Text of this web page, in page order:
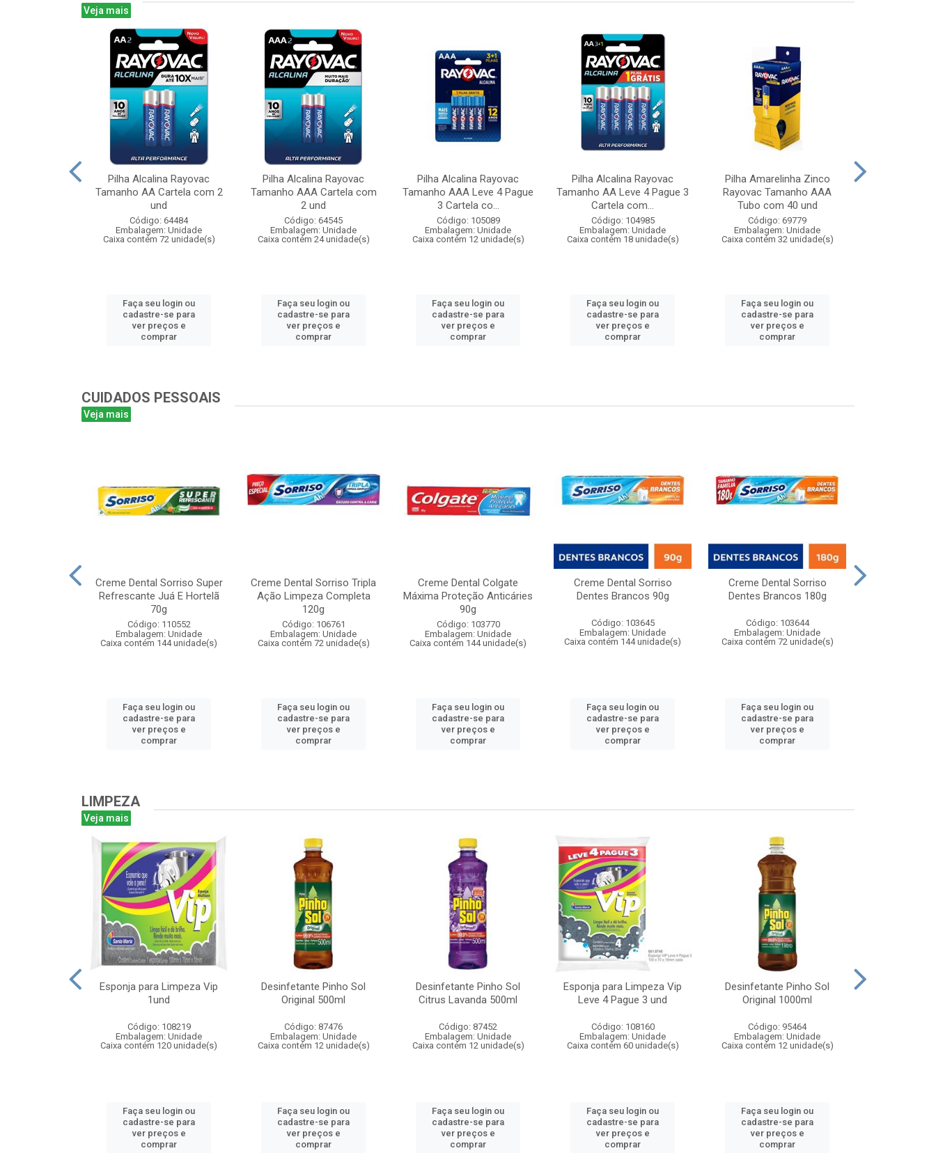
Veja mais
Pilha Alcalina Rayovac
Tamanho AA Cartela com 2
und
Código: 64484
Embalagem: Unidade
Caixa contém 72 unidade(s)
Faça seu login ou
cadastre-se para
ver preços e
comprar
Pilha Alcalina Rayovac
Tamanho AAA Cartela com
2 und
Código: 64545
Embalagem: Unidade
Caixa contém 24 unidade(s)
Faça seu login ou
cadastre-se para
ver preços e
comprar
Pilha Alcalina Rayovac
Tamanho AAA Leve 4 Pague
3 Cartela co...
Código: 105089
Embalagem: Unidade
Caixa contém 12 unidade(s)
Faça seu login ou
cadastre-se para
ver preços e
comprar
Pilha Alcalina Rayovac
Tamanho AA Leve 4 Pague 3
Cartela com...
Código: 104985
Embalagem: Unidade
Caixa contém 18 unidade(s)
Faça seu login ou
cadastre-se para
ver preços e
comprar
Pilha Amarelinha Zinco
Rayovac Tamanho AAA
Tubo com 40 und
Código: 69779
Embalagem: Unidade
Caixa contém 32 unidade(s)
Faça seu login ou
cadastre-se para
ver preços e
comprar
CUIDADOS PESSOAIS
Veja mais
Creme Dental Sorriso Super
Refrescante Juá E Hortelã
70g
Código: 110552
Embalagem: Unidade
Caixa contém 144 unidade(s)
Faça seu login ou
cadastre-se para
ver preços e
comprar
Creme Dental Sorriso Tripla
Ação Limpeza Completa
120g
Código: 106761
Embalagem: Unidade
Caixa contém 72 unidade(s)
Faça seu login ou
cadastre-se para
ver preços e
comprar
Creme Dental Colgate
Máxima Proteção Anticáries
90g
Código: 103770
Embalagem: Unidade
Caixa contém 144 unidade(s)
Faça seu login ou
cadastre-se para
ver preços e
comprar
Creme Dental Sorriso
Dentes Brancos 90g
Código: 103645
Embalagem: Unidade
Caixa contém 144 unidade(s)
Faça seu login ou
cadastre-se para
ver preços e
comprar
Creme Dental Sorriso
Dentes Brancos 180g
Código: 103644
Embalagem: Unidade
Caixa contém 72 unidade(s)
Faça seu login ou
cadastre-se para
ver preços e
comprar
LIMPEZA
Veja mais
Esponja para Limpeza Vip
1und
Código: 108219
Embalagem: Unidade
Caixa contém 120 unidade(s)
Faça seu login ou
cadastre-se para
ver preços e
comprar
Desinfetante Pinho Sol
Original 500ml
Código: 87476
Embalagem: Unidade
Caixa contém 12 unidade(s)
Faça seu login ou
cadastre-se para
ver preços e
comprar
Desinfetante Pinho Sol
Citrus Lavanda 500ml
Código: 87452
Embalagem: Unidade
Caixa contém 12 unidade(s)
Faça seu login ou
cadastre-se para
ver preços e
comprar
Esponja para Limpeza Vip
Leve 4 Pague 3 und
Código: 108160
Embalagem: Unidade
Caixa contém 60 unidade(s)
Faça seu login ou
cadastre-se para
ver preços e
comprar
Desinfetante Pinho Sol
Original 1000ml
Código: 95464
Embalagem: Unidade
Caixa contém 12 unidade(s)
Faça seu login ou
cadastre-se para
ver preços e
comprar